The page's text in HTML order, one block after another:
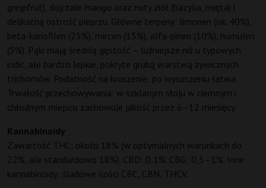
grejpfrut), dojrzałe mango oraz nuty ziół (bazylia, mięta) i
delikatną ostrość pieprzu. Główne terpeny: limonen (ok. 40%),
beta-kariofilen (25%), mircen (15%), alfa-pinen (10%), humulen
(5%). Pąki mają średnią gęstość – luźniejsze niż u typowych
indic, ale bardzo lepkie, pokryte grubą warstwą żywicznych
trichomów. Podatność na kruszenie: po wysuszeniu łatwa.
Trwałość przechowywania: w szklanym słoju w ciemnym i
chłodnym miejscu zachowuje jakość przez 6–12 miesięcy.
Kannabinoidy
Zawartość THC: około 18% (w optymalnych warunkach do
22%, ale standardowo 18%). CBD: 0,1%. CBG: 0,5–1%. Inne
kannabinoidy: śladowe ilości CBC, CBN, THCV.